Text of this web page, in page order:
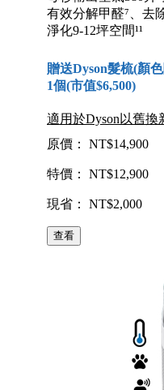
有效分解甲醛⁷、去
淨化9-12坪空間¹¹
贈送Dyson髮梳(顏
1個(市值$6,500)
適用於Dyson以舊換
原價： NT$14,900
特價： NT$12,900
現省： NT$2,000
查看